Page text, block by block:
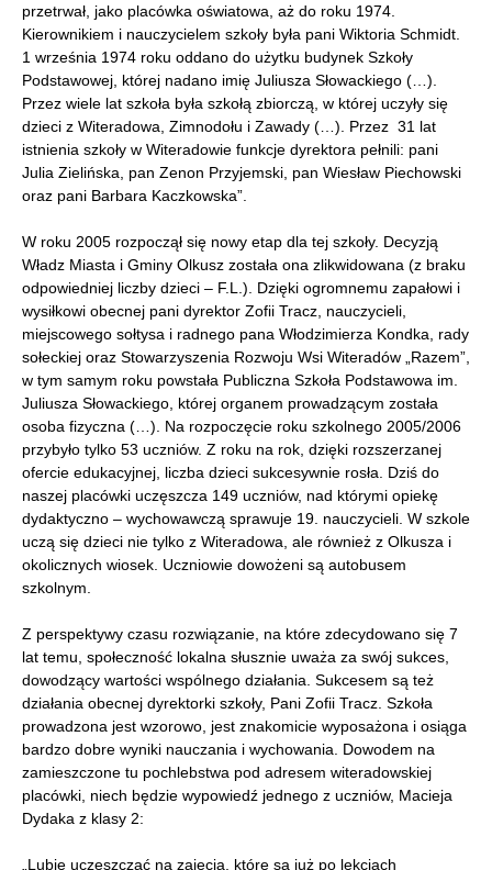
przetrwał, jako placówka oświatowa, aż do roku 1974.
Kierownikiem i nauczycielem szkoły była pani Wiktoria Schmidt.
1 września 1974 roku oddano do użytku budynek Szkoły
Podstawowej, której nadano imię Juliusza Słowackiego (…).
Przez wiele lat szkoła była szkołą zbiorczą, w której uczyły się
dzieci z Witeradowa, Zimnodołu i Zawady (…). Przez 31 lat
istnienia szkoły w Witeradowie funkcje dyrektora pełnili: pani
Julia Zielińska, pan Zenon Przyjemski, pan Wiesław Piechowski
oraz pani Barbara Kaczkowska”.
W roku 2005 rozpoczął się nowy etap dla tej szkoły. Decyzją
Władz Miasta i Gminy Olkusz została ona zlikwidowana (z braku
odpowiedniej liczby dzieci – F.L.). Dzięki ogromnemu zapałowi i
wysiłkowi obecnej pani dyrektor Zofii Tracz, nauczycieli,
miejscowego sołtysa i radnego pana Włodzimierza Kondka, rady
sołeckiej oraz Stowarzyszenia Rozwoju Wsi Witeradów „Razem”,
w tym samym roku powstała Publiczna Szkoła Podstawowa im.
Juliusza Słowackiego, której organem prowadzącym została
osoba fizyczna (…). Na rozpoczęcie roku szkolnego 2005/2006
przybyło tylko 53 uczniów. Z roku na rok, dzięki rozszerzanej
ofercie edukacyjnej, liczba dzieci sukcesywnie rosła. Dziś do
naszej placówki uczęszcza 149 uczniów, nad którymi opiekę
dydaktyczno – wychowawczą sprawuje 19. nauczycieli. W szkole
uczą się dzieci nie tylko z Witeradowa, ale również z Olkusza i
okolicznych wiosek. Uczniowie dowożeni są autobusem
szkolnym.
Z perspektywy czasu rozwiązanie, na które zdecydowano się 7
lat temu, społeczność lokalna słusznie uważa za swój sukces,
dowodzący wartości wspólnego działania. Sukcesem są też
działania obecnej dyrektorki szkoły, Pani Zofii Tracz. Szkoła
prowadzona jest wzorowo, jest znakomicie wyposażona i osiąga
bardzo dobre wyniki nauczania i wychowania. Dowodem na
zamieszczone tu pochlebstwa pod adresem witeradowskiej
placówki, niech będzie wypowiedź jednego z uczniów, Macieja
Dydaka z klasy 2:
„Lubię uczęszczać na zajęcia, które są już po lekcjach